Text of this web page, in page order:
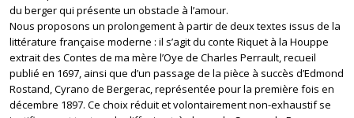
du berger qui présente un obstacle à l’amour.
Nous proposons un prolongement à partir de deux textes issus de la
littérature française moderne : il s’agit du conte Riquet à la Houppe
extrait des Contes de ma mère l’Oye de Charles Perrault, recueil
publié en 1697, ainsi que d’un passage de la pièce à succès d’Edmond
Rostand, Cyrano de Bergerac, représentée pour la première fois en
décembre 1897. Ce choix réduit et volontairement non-exhaustif se